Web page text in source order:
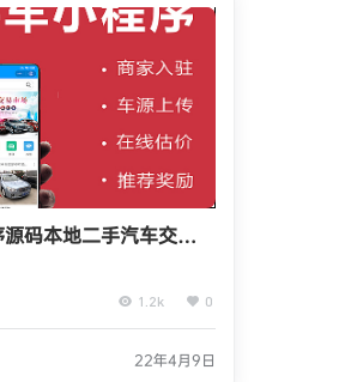
码本地二手汽车交易
1.2k 0
22年4月9日